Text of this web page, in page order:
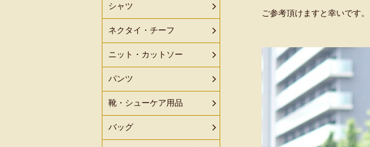
ご参考頂けますと幸いです。
シャツ
ネクタイ・チーフ
ニット・カットソー
パンツ
靴・シューケア用品
バッグ